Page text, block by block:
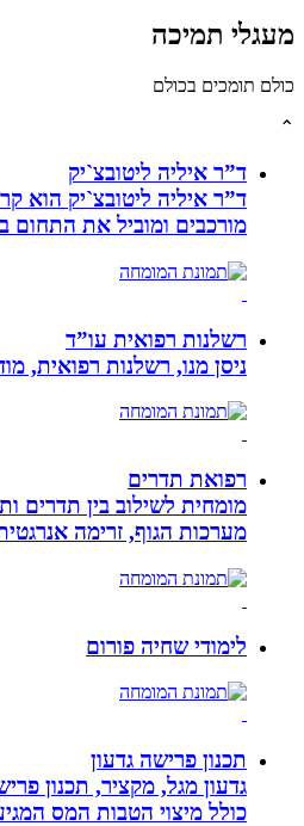
מעגלי תמיכה
כולם תומכים בכולם
⌃
ד”ר איליה ליטובצ`יק
מורכבים ומוביל את התחום
רשלנות רפואית עו”ד
ניסן מנו, רשלנות רפואית,
רפואת תדרים
מערכות הגוף, זרימה
לימודי שחיה פורום
תכנון פרישה גדעון
גדעון מגל, מקציר, תכנון
כולל מיצוי הטבות המס